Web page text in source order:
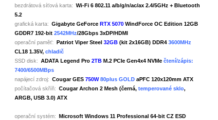
bezdrátová síťová karta: Wi-Fi 6 802.11 a/b/g/n/ac/ax 2.4/5GHz + Bluetooth
5.2
grafická karta: Gigabyte GeForce RTX 5070 WindForce OC Edition 12GB
GDDR7 192-bit 2542MHz/28Gbps 3xDP/HDMI
operační paměť: Patriot Viper Steel 32GB (kit 2x16GB) DDR4 3600MHz
CL18 1.35V, chladič
SSD disk: ADATA Legend Pro 2TB M.2 PCIe Gen4x4 NVMe čtení/zápis:
7400/6500MBps
napájecí zdroj: Cougar GES 750W 80plus GOLD aPFC 120x120mm ATX
počítačová skříň: Cougar Archon 2 Mesh (černá, temperované sklo,
ARGB, USB 3.0) ATX
operační systém: Microsoft Windows 11 Professional 64-bit CZ ESD